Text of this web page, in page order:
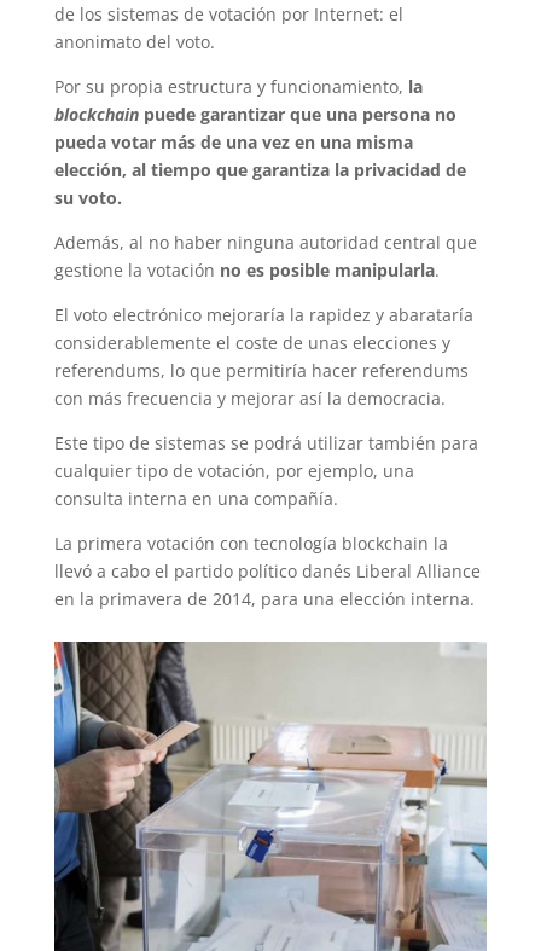
de los sistemas de votación por Internet: el
anonimato del voto.
Por su propia estructura y funcionamiento, la
blockchainpuede garantizar que una persona no
pueda votar más de una vez en una misma
elección, al tiempo que garantiza la privacidad de
su voto.
Además, al no haber ninguna autoridad central que
gestione la votación no es posible manipularla.
El voto electrónico mejoraría la rapidez y abarataría
considerablemente el coste de unas elecciones y
referendums, lo que permitiría hacer referendums
con más frecuencia y mejorar así la democracia.
Este tipo de sistemas se podrá utilizar también para
cualquier tipo de votación, por ejemplo, una
consulta interna en una compañía.
La primera votación con tecnología blockchain la
llevó a cabo el partido político danés Liberal Alliance
en la primavera de 2014, para una elección interna.